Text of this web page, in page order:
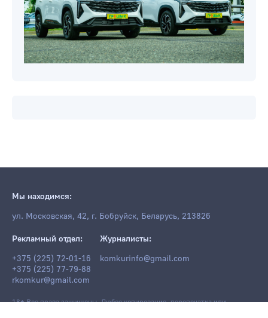
Мы находимся:
ул. Московская, 42, г. Бобруйск, Беларусь, 213826
Рекламный отдел:
+375 (225) 72-01-16
+375 (225) 77-79-88
rkomkur@gmail.com
Журналисты:
komkurinfo@gmail.com
18+ Все права защищены. Любое копирование, перепечатка или